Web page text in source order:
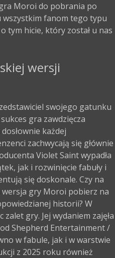
Moroi do pobrania po
fanom tego typu
tym hicie, który został u nas
wersji
swojego gatunku
gra zawdzięcza
każdej
zachwycają się głównie
Violet Saint wypadła
jak i rozwinięcie fabuły i
się doskonale. Czy na
wersja gry Moroi pobierz na
historii? W
gry. Jej wydaniem zajęła
Shepherd Entertainment /
w fabule, jak i w warstwie
z 2025 roku również